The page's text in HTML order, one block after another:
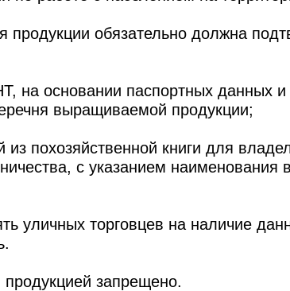
продукции обязательно должна
на основании паспортных данных и
выращиваемой продукции;
похозяйственной книги для
с указанием наименования
уличных торговцев на наличие
продукцией запрещено.